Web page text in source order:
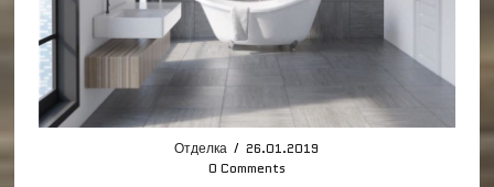
Отделка / 26.01.2019
0 Comments